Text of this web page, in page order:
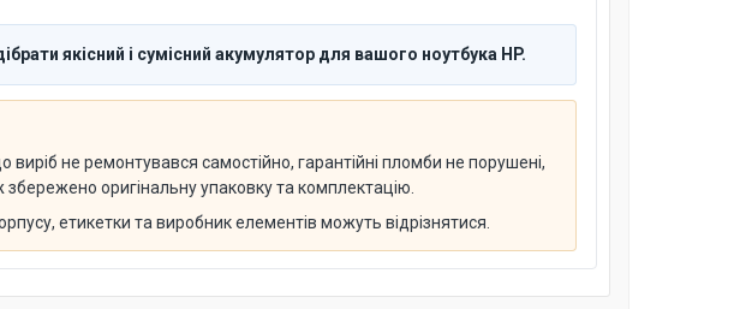
якісний і сумісний акумулятор для вашого ноутбука HP.
не ремонтувався самостійно, гарантійні пломби не порушені,
оригінальну упаковку та комплектацію.
етикетки та виробник елементів можуть відрізнятися.